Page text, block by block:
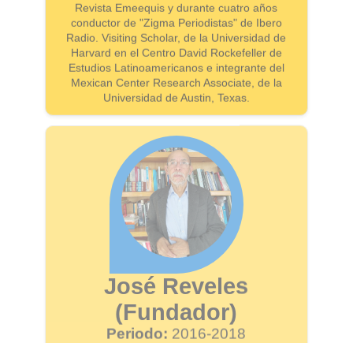
Revista Emeequis y durante cuatro años
conductor de "Zigma Periodistas" de Ibero
Radio. Visiting Scholar, de la Universidad de
Harvard en el Centro David Rockefeller de
Estudios Latinoamericanos e integrante del
Mexican Center Research Associate, de la
José Reveles
(Fundador)
Periodo: 2016-2018